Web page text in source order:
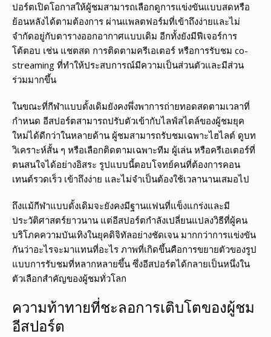
ปอร์ตเปิดโอกาสให้ผู้ชมสามารถเลือกดูการแข่งขันแบบสดหรือ
ย้อนหลังได้ตามต้องการ ผ่านแพลตฟอร์มที่เข้าถึงง่ายและไม่
จำกัดอยู่กับตารางออกอากาศแบบเดิม อีกทั้งยังมีฟีเจอร์การ
โต้ตอบ เช่น แชตสด การติดตามครีเอเตอร์ หรือการรับชม co-
streaming ที่ทำให้ประสบการณ์มีความเป็นส่วนตัวและมีส่วน
ร่วมมากขึ้น
ในขณะที่กีฬาแบบดั้งเดิมยังคงพึ่งพาการถ่ายทอดสดตามเวลาที่
กำหนด อีสปอร์ตสามารถปรับตัวเข้ากับไลฟ์สไตล์ของผู้ชมยุค
ใหม่ได้ดีกว่าในหลายด้าน ผู้ชมสามารถรับชมเฉพาะไฮไลต์ ดูบท
วิเคราะห์สั้น ๆ หรือเลือกติดตามเฉพาะทีม ผู้เล่น หรือครีเอเตอร์ที่
ตนสนใจได้อย่างอิสระ รูปแบบนี้ตอบโจทย์คนที่ต้องการคอน
เทนต์รวดเร็ว เข้าถึงง่าย และไม่จำเป็นต้องใช้เวลานานเสมอไป
ถึงแม้กีฬาแบบดั้งเดิมจะยังคงมีฐานแฟนที่แข็งแกร่งและมี
ประวัติศาสตร์ยาวนาน แต่อีสปอร์ตกำลังเปลี่ยนแปลงวิธีที่ผู้คน
บริโภคความบันเทิงในยุคดิจิทัลอย่างชัดเจน มากกว่าการแข่งขัน
กันว่าอะไรจะมาแทนที่อะไร ภาพที่เกิดขึ้นคือการขยายตัวของรูป
แบบการรับชมที่หลากหลายขึ้น ซึ่งอีสปอร์ตได้กลายเป็นหนึ่งใน
ตัวเลือกสำคัญของผู้ชมทั่วโลก
ความท้าทายที่ชะลอการเติบโตของผู้ชม
อีสปอร์ต